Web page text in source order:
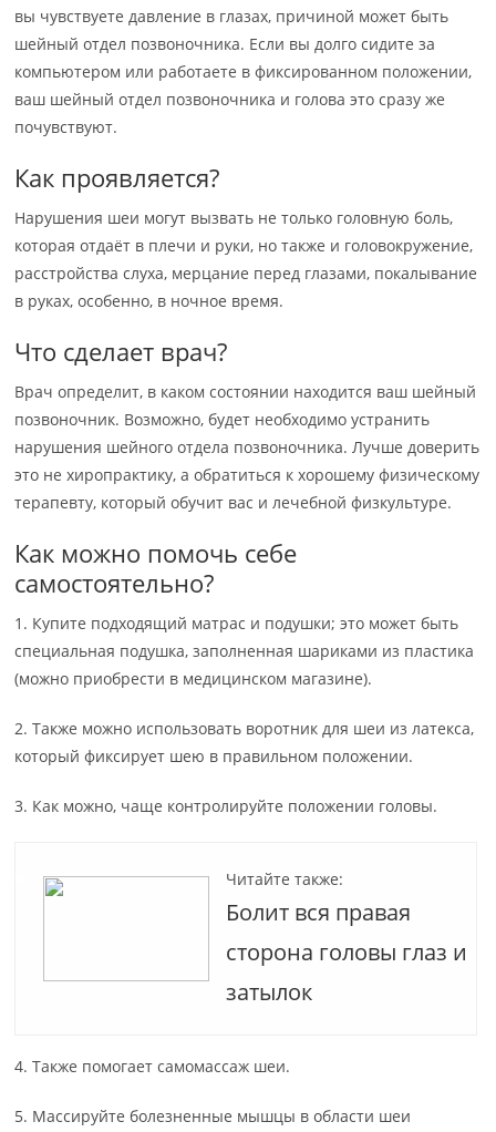
вы чувствуете давление в глазах, причиной может быть
шейный отдел позвоночника. Если вы долго сидите за
компьютером или работаете в фиксированном положении,
ваш шейный отдел позвоночника и голова это сразу же
почувствуют.
Как проявляется?
Нарушения шеи могут вызвать не только головную боль,
которая отдаёт в плечи и руки, но также и головокружение,
расстройства слуха, мерцание перед глазами, покалывание
в руках, особенно, в ночное время.
Что сделает врач?
Врач определит, в каком состоянии находится ваш шейный
позвоночник. Возможно, будет необходимо устранить
нарушения шейного отдела позвоночника. Лучше доверить
это не хиропрактику, а обратиться к хорошему физическому
терапевту, который обучит вас и лечебной физкультуре.
Как можно помочь себе
самостоятельно?
1. Купите подходящий матрас и подушки; это может быть
специальная подушка, заполненная шариками из пластика
(можно приобрести в медицинском магазине).
2. Также можно использовать воротник для шеи из латекса,
который фиксирует шею в правильном положении.
3. Как можно, чаще контролируйте положении головы.
Читайте также:
Болит вся правая
сторона головы глаз и
затылок
4. Также помогает самомассаж шеи.
5. Массируйте болезненные мышцы в области шеи